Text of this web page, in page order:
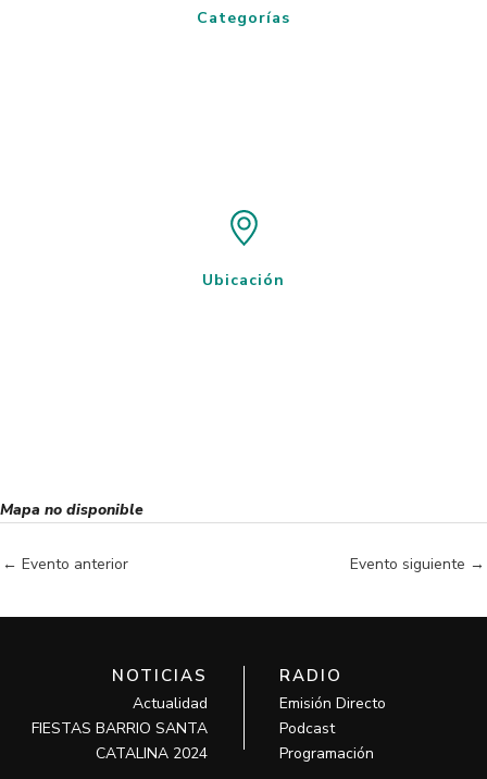
Categorías
Ubicación
Mapa no disponible
← Evento anterior Evento siguiente →
NOTICIAS
Actualidad
FIESTAS BARRIO SANTA
CATALINA 2024
RADIO
Emisión Directo
Podcast
Programación